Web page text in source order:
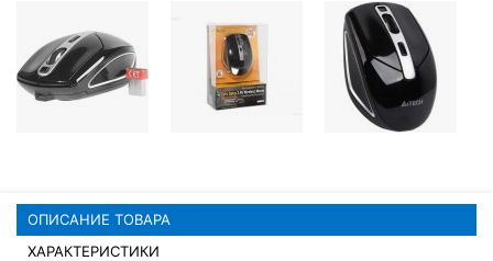
Компьютеры Fujitsu
Комплектующие ПК
ОПИСАНИЕ ТОВАРА
ХАРАКТЕРИСТИКИ